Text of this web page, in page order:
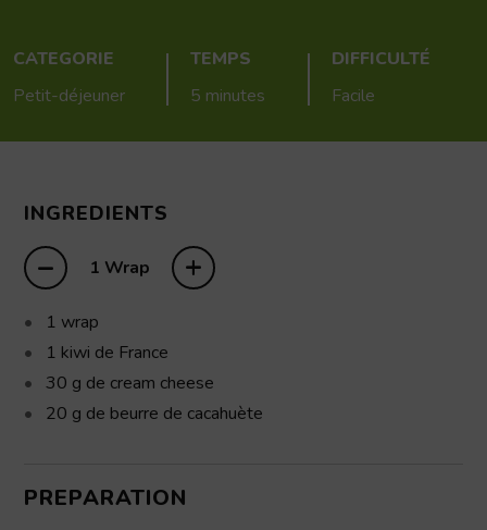
CATEGORIE
Petit-déjeuner
TEMPS
5 minutes
DIFFICULTÉ
Facile
INGREDIENTS
– 1 Wrap +
1 wrap
1 kiwi de France
30 g de cream cheese
20 g de beurre de cacahuète
PREPARATION